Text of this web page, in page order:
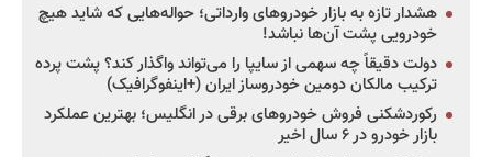
هشدار تازه به بازار خودروهای وارداتی؛ حواله‌هایی که شاید هیچ
خودرویی پشت آن‌ها نباشد!
دولت دقیقاً چه سهمی از سایپا را می‌تواند واگذار کند؟ پشت پرده
ترکیب مالکان دومین خودروساز ایران (+اینفوگرافیک)
رکوردشکنی فروش خودروهای برقی در انگلیس؛ بهترین عملکرد
بازار خودرو در ۶ سال اخیر